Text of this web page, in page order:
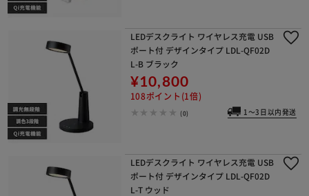
LEDデスクライト ワイヤレス充電 USB
ポート付 デザインタイプ LDL-QF02D
L-B ブラック
¥10,800
108ポイント(1倍)
(0) 1～3日以内発送
LEDデスクライト ワイヤレス充電 USB
ポート付 デザインタイプ LDL-QF02D
L-T ウッド